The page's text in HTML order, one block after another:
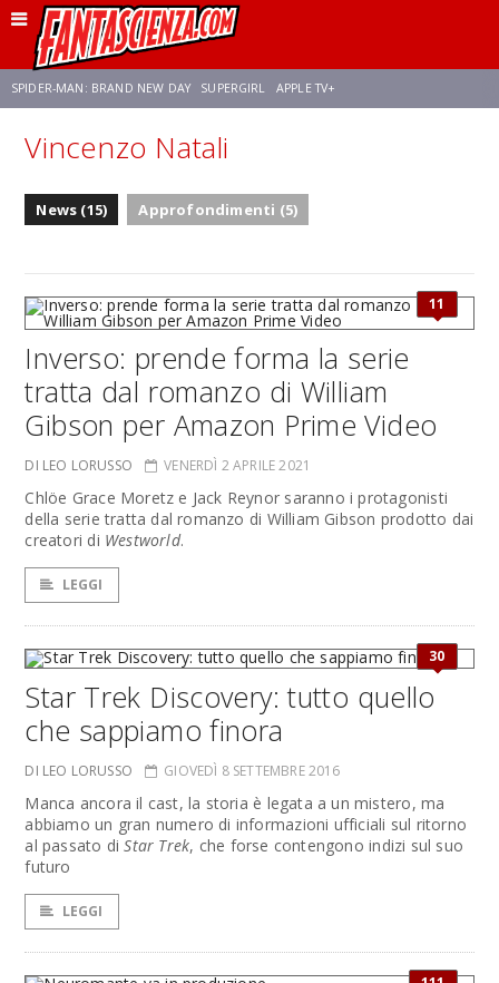
SPIDER-MAN: BRAND NEW DAY SUPERGIRL APPLE TV+
FRANCO RICCIARDIELLO ZENDAYA
Vincenzo Natali
News (15) Approfondimenti (5)
11
Inverso: prende forma la serie
tratta dal romanzo di William
Gibson per Amazon Prime Video
DI LEO LORUSSO VENERDÌ 2 APRILE 2021
Chlöe Grace Moretz e Jack Reynor saranno i protagonisti
della serie tratta dal romanzo di William Gibson prodotto dai
creatori di Westworld.
LEGGI
30
Star Trek Discovery: tutto quello
che sappiamo finora
DI LEO LORUSSO GIOVEDÌ 8 SETTEMBRE 2016
Manca ancora il cast, la storia è legata a un mistero, ma
abbiamo un gran numero di informazioni ufficiali sul ritorno
al passato diStar Trek, che forse contengono indizi sul suo
futuro
LEGGI